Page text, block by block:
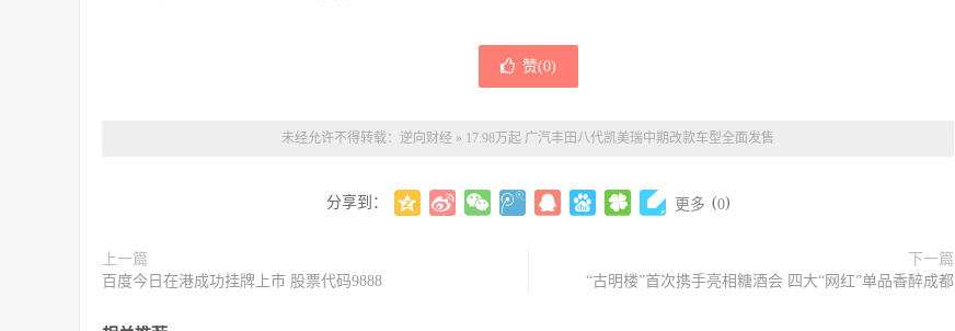
赞(0)
未经允许不得转载： 逆向财经 » 17.98万起 广汽丰田八代凯美瑞中期改款车型全面发售
分享到： 更多 (0)
上一篇
百度今日在港成功挂牌上市 股票代码9888
下一篇
“古明楼”首次携手亮相糖酒会 四大“网红”单品香醉成都